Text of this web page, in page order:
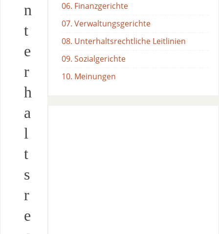
n
t
e
r
h
a
l
t
s
r
e
06. Finanzgerichte
07. Verwaltungsgerichte
08. Unterhaltsrechtliche Leitlinien
09. Sozialgerichte
10. Meinungen